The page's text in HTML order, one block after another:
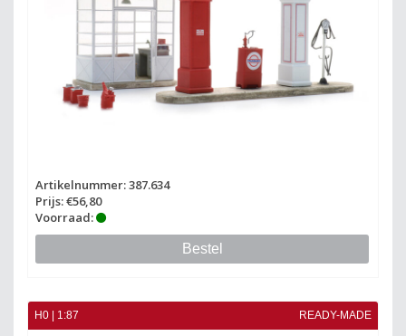
Artikelnummer: 387.634
Prijs: €56,80
Voorraad:
Bestel
H0 | 1:87 READY-MADE